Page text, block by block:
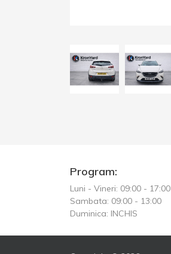
Program:
Luni - Vineri: 09:00 - 17:00
Sambata: 09:00 - 13:00
Duminica: INCHIS